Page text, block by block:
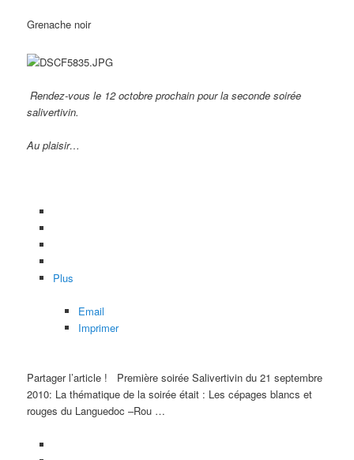
Grenache noir
Rendez-vous le 12 octobre prochain pour la seconde soirée
salivertivin.
Au plaisir…
Plus
Email
Imprimer
Partager l’article !
Première soirée Salivertivin du 21 septembre
2010: La thématique de la soirée était : Les cépages blancs et
rouges du Languedoc –Rou …